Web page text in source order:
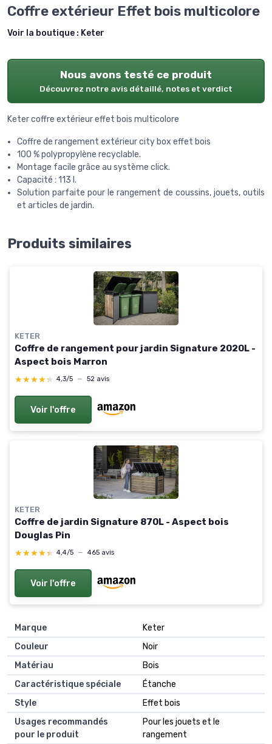
Coffre extérieur Effet bois multicolore
Voir la boutique : Keter
Nous avons testé ce produit
Découvrez notre avis détaillé, notes et verdict
Keter coffre extérieur effet bois multicolore
Coffre de rangement extérieur city box effet bois
100 % polypropylène recyclable.
Montage facile grâce au système click.
Capacité : 113 l.
Solution parfaite pour le rangement de coussins, jouets, outils
et articles de jardin.
Produits similaires
KETER
Coffre de rangement pour jardin Signature 2020L -
Aspect bois Marron
★★★★★
★★★★★ 4,3/5 — 52 avis
Voir l'offre
KETER
Coffre de jardin Signature 870L - Aspect bois
Douglas Pin
★★★★★
★★★★★ 4,4/5 — 465 avis
Voir l'offre
Marque
Keter
Couleur
Noir
Matériau
Bois
Caractéristique spéciale
Étanche
Style
Effet bois
Usages recommandés
pour le produit
Pour les jouets et le
rangement